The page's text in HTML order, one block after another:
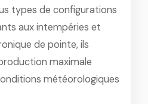
types de configurations
aux intempéries et
de pointe, ils
maximale
météorologiques